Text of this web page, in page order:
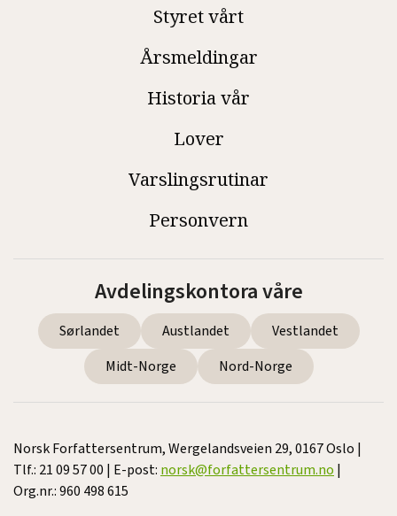
Styret vårt
Årsmeldingar
Historia vår
Lover
Varslingsrutinar
Personvern
Avdelingskontora våre
Sørlandet Austlandet
Vestlandet
Midt-Norge
Nord-Norge
Norsk Forfattersentrum, Wergelandsveien 29, 0167 Oslo |
Tlf.: 21 09 57 00 | E-post: norsk@forfattersentrum.no |
Org.nr.: 960 498 615